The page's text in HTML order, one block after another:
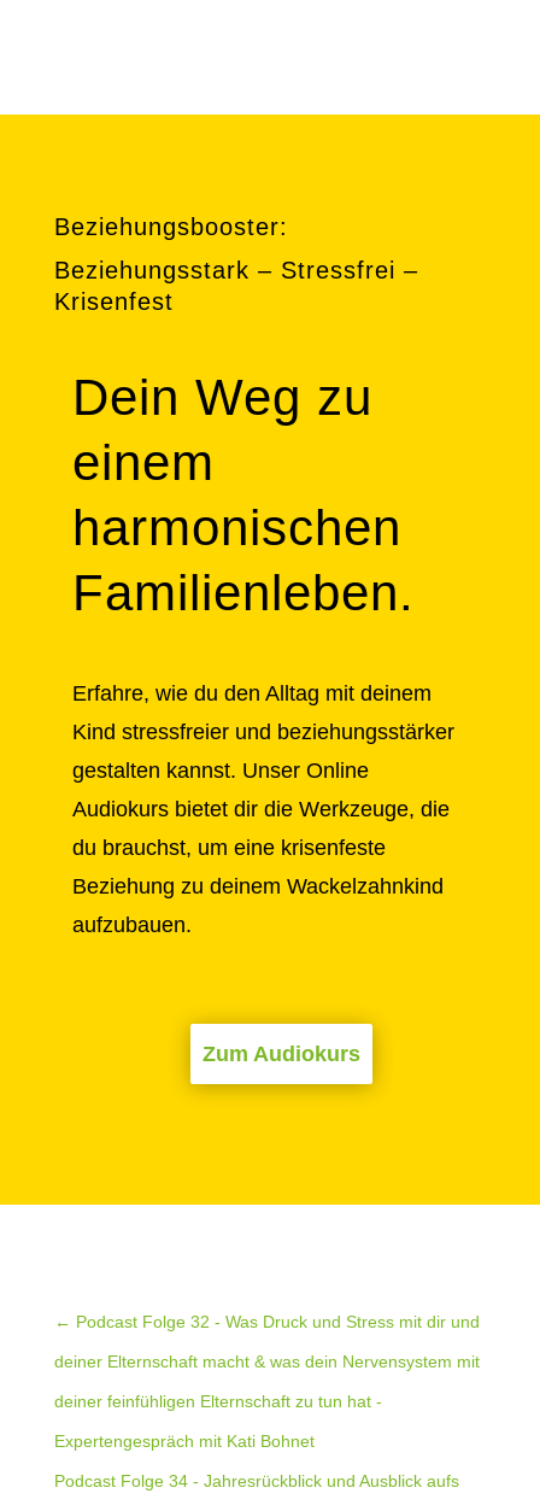
Beziehungsbooster:
Beziehungsstark – Stressfrei –
Krisenfest
Dein Weg zu
einem
harmonischen
Familienleben.
Erfahre, wie du den Alltag mit deinem
Kind stressfreier und beziehungsstärker
gestalten kannst. Unser Online
Audiokurs bietet dir die Werkzeuge, die
du brauchst, um eine krisenfeste
Beziehung zu deinem Wackelzahnkind
aufzubauen.
Zum Audiokurs
← Podcast Folge 32 - Was Druck und Stress mit dir und
deiner Elternschaft macht & was dein Nervensystem mit
deiner feinfühligen Elternschaft zu tun hat -
Expertengespräch mit Kati Bohnet
Podcast Folge 34 - Jahresrückblick und Ausblick aufs